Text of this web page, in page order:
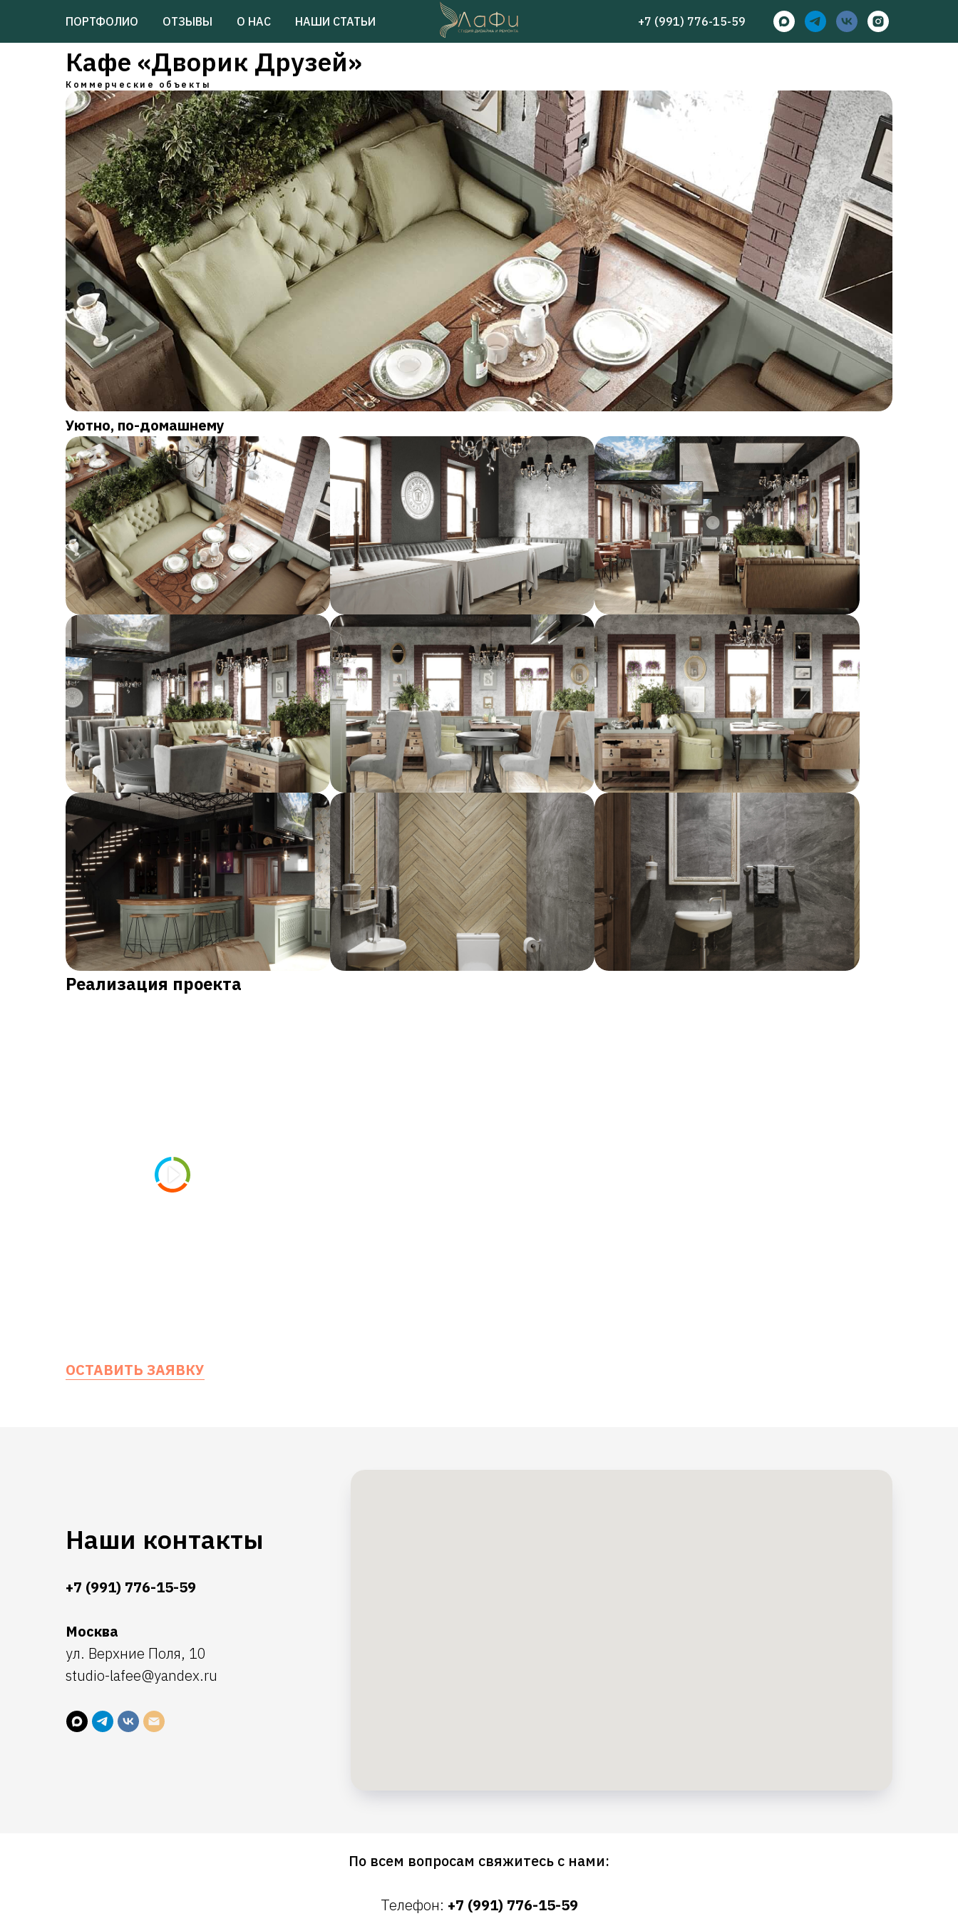
ПОРТФОЛИО ОТЗЫВЫ О НАС НАШИ СТАТЬИ +7 (991) 776-15-59
Кафе «Дворик Друзей»
Коммерческие объекты
Уютно, по-домашнему
Реализация проекта
ОСТАВИТЬ ЗАЯВКУ
Наши контакты
+7 (991) 776-15-59
Москва
ул. Верхние Поля, 10
studio-lafee@yandex.ru
По всем вопросам свяжитесь с нами:
Телефон: +7 (991) 776-15-59